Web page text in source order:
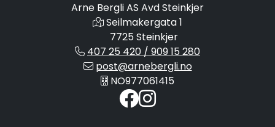
Arne Bergli AS Avd Steinkjer
Seilmakergata 1
7725 Steinkjer
407 25 420 / 909 15 280
post@arnebergli.no
NO977061415